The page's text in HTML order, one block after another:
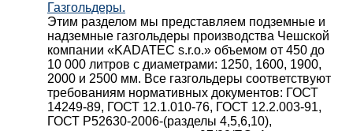
Газгольдеры.
Этим разделом мы представляем подземные и
надземные газгольдеры производства Чешской
компании «KADATEC s.r.o.» объемом от 450 до
10 000 литров с диаметрами: 1250, 1600, 1900,
2000 и 2500 мм. Все газгольдеры соответствуют
требованиям нормативных документов: ГОСТ
14249-89, ГОСТ 12.1.010-76, ГОСТ 12.2.003-91,
ГОСТ Р52630-2006-(разделы 4,5,6,10),